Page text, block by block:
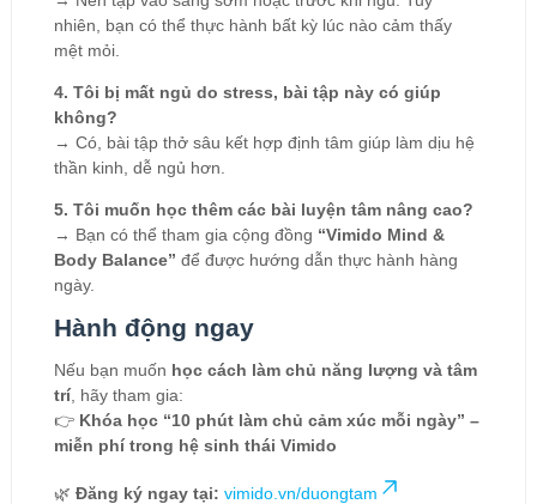
nhiên, bạn có thể thực hành bất kỳ lúc nào cảm thấy
mệt mỏi.
4. Tôi bị mất ngủ do stress, bài tập này có giúp
không?
→ Có, bài tập thở sâu kết hợp định tâm giúp làm dịu hệ
thần kinh, dễ ngủ hơn.
5. Tôi muốn học thêm các bài luyện tâm nâng cao?
→ Bạn có thể tham gia cộng đồng “Vimido Mind &
Body Balance” để được hướng dẫn thực hành hàng
ngày.
Hành động ngay
Nếu bạn muốn học cách làm chủ năng lượng và tâm
trí, hãy tham gia:
👉 Khóa học “10 phút làm chủ cảm xúc mỗi ngày” –
miễn phí trong hệ sinh thái Vimido
🌿 Đăng ký ngay tại: vimido.vn/duongtam